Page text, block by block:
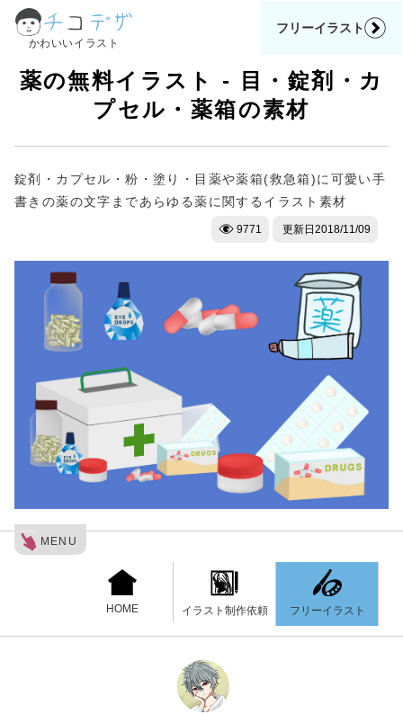
かわいいイラスト
フリーイラスト
薬の無料イラスト - 目・錠剤・カ
プセル・薬箱の素材
錠剤・カプセル・粉・塗り・目薬や薬箱(救急箱)に可愛い手
書きの薬の文字まであらゆる薬に関するイラスト素材
9771 更新日 2018/11/09
MENU
HOME イラスト制作依頼 フリーイラスト